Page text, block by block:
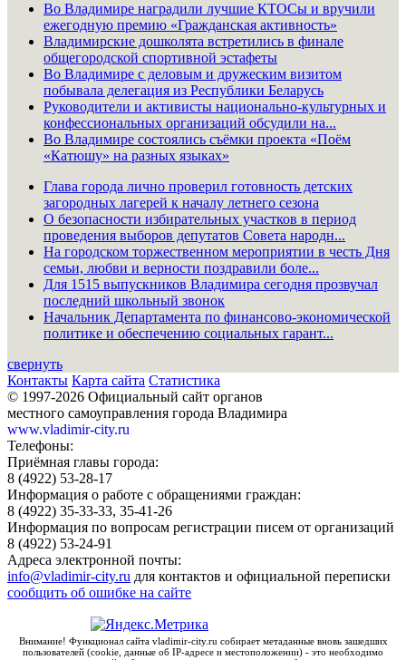
Во Владимире наградили лучшие КТОСы и вручили
ежегодную премию «Гражданская активность»
Владимирские дошколята встретились в финале
общегородской спортивной эстафеты
Во Владимире с деловым и дружеским визитом
побывала делегация из Республики Беларусь
Руководители и активисты национально-культурных и
конфессиональных организаций обсудили на...
Во Владимире состоялись съёмки проекта «Поём
«Катюшу» на разных языках»
Глава города лично проверил готовность детских
загородных лагерей к началу летнего сезона
О безопасности избирательных участков в период
проведения выборов депутатов Совета народн...
На городском торжественном мероприятии в честь Дня
семьи, любви и верности поздравили боле...
Для 1515 выпускников Владимира сегодня прозвучал
последний школьный звонок
Начальник Департамента по финансово-экономической
политике и обеспечению социальных гарант...
свернуть
Контакты Карта сайта Статистика
© 1997-2026 Официальный сайт органов
местного самоуправления города Владимира
www.vladimir-city.ru
Телефоны:
Приёмная главы города:
8 (4922) 53-28-17
Информация о работе с обращениями граждан:
8 (4922) 35-33-33, 35-41-26
Информация по вопросам регистрации писем от организаций
8 (4922) 53-24-91
Адреса электронной почты:
info@vladimir-city.ru для контактов и официальной переписки
сообщить об ошибке на сайте
Внимание! Функционал сайта vladimir-city.ru собирает метаданные вновь зашедших
пользователей (cookie, данные об IP-адресе и местоположении) - это необходимо